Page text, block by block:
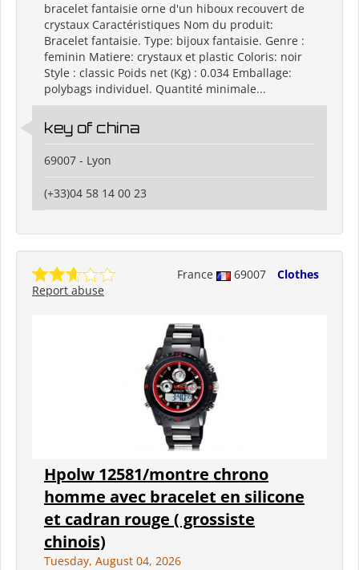
bracelet fantaisie orne d'un hiboux recouvert de
crystaux Caractéristiques Nom du produit:
Bracelet fantaisie. Type: bijoux fantaisie. Genre :
feminin Matiere: crystaux et plastic Coloris: noir
Style : classic Poids net (Kg) : 0.034 Emballage:
polybags individuel. Quantité minimale...
key of china
69007 - Lyon
(+33)04 58 14 00 23
France 69007
Clothes
Report abuse
Hpolw 12581/montre chrono
homme avec bracelet en silicone
et cadran rouge ( grossiste
chinois)
Tuesday, August 04, 2026